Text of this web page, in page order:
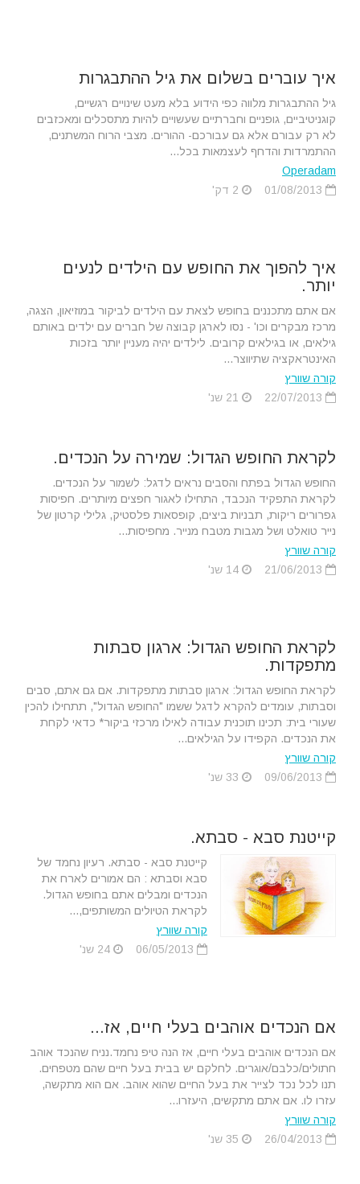
איך עוברים בשלום את גיל ההתבגרות
גיל ההתבגרות מלווה כפי הידוע בלא מעט שינויים רגשיים,
קוגניטיביים, גופניים וחברתיים שעשויים להיות מתסכלים ומאכזבים
לא רק עבורם אלא גם עבורכם- ההורים. מצבי הרוח המשתנים,
ההתמרדות והדחף לעצמאות בכל...
Operadam
איך להפוך את החופש עם הילדים לנעים
יותר.
אם אתם מתכננים בחופש לצאת עם הילדים לביקור במוזיאון, הצגה,
מרכז מבקרים וכו' - נסו לארגן קבוצה של חברים עם ילדים באותם
גילאים, או בגילאים קרובים. לילדים יהיה מעניין יותר בזכות
האינטראקציה שתיווצר...
קורה שוורץ
לקראת החופש הגדול: שמירה על הנכדים.
החופש הגדול בפתח והסבים נראים לדגל: לשמור על הנכדים.
לקראת התפקיד הנכבד, התחילו לאגור חפצים מיותרים. חפיסות
גפרורים ריקות, תבניות ביצים, קופסאות פלסטיק, גלילי קרטון של
נייר טואלט ושל מגבות מטבח מנייר. מחפיסות...
קורה שוורץ
לקראת החופש הגדול: ארגון סבתות
מתפקדות.
לקראת החופש הגדול: ארגון סבתות מתפקדות. אם גם אתם, סבים
וסבתות, עומדים להקרא לדגל ששמו "החופש הגדול", תתחילו להכין
שעורי בית: תכינו תוכנית עבודה לאילו מרכזי ביקור* כדאי לקחת
את הנכדים. הקפידו על הגילאים...
קורה שוורץ
קייטנת סבא - סבתא.
קייטנת סבא - סבתא. רעיון נחמד של
סבא וסבתא : הם אמורים לארח את
הנכדים ומבלים אתם בחופש הגדול.
לקראת הטיולים המשותפים,...
קורה שוורץ
24 שנ'
אם הנכדים אוהבים בעלי חיים, אז...
אם הנכדים אוהבים בעלי חיים, אז הנה טיפ נחמד.נניח שהנכד אוהב
חתולים/כלבם/אוגרים. לחלקם יש בבית בעל חיים שהם מטפחים.
תנו לכל נכד לצייר את בעל החיים שהוא אוהב. אם הוא מתקשה,
עזרו לו. אם אתם מתקשים, היעזרו...
קורה שוורץ